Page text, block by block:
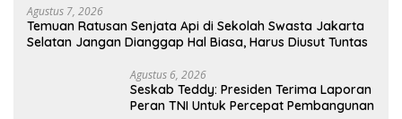
Agustus 7, 2026
Temuan Ratusan Senjata Api di Sekolah Swasta Jakarta
Selatan Jangan Dianggap Hal Biasa, Harus Diusut Tuntas
Agustus 6, 2026
Seskab Teddy: Presiden Terima Laporan
Peran TNI Untuk Percepat Pembangunan